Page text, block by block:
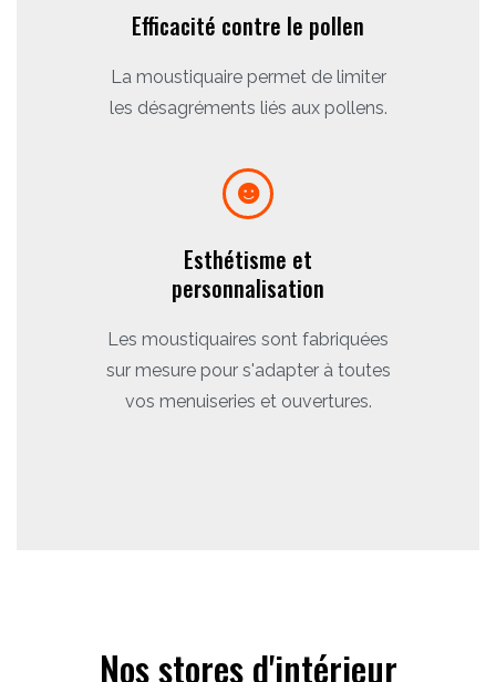
Efficacité contre le pollen
La moustiquaire permet de limiter
les désagréments liés aux pollens.
Esthétisme et
personnalisation
Les moustiquaires sont fabriquées
sur mesure pour s'adapter à toutes
vos menuiseries et ouvertures.
Nos stores d'intérieur